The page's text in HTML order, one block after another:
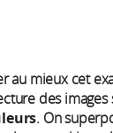
au mieux cet
des images
. On